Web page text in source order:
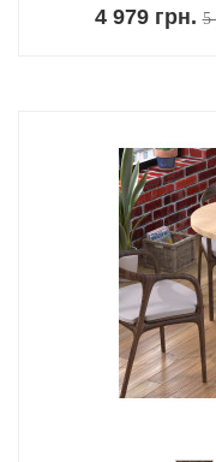
4 979 грн.5